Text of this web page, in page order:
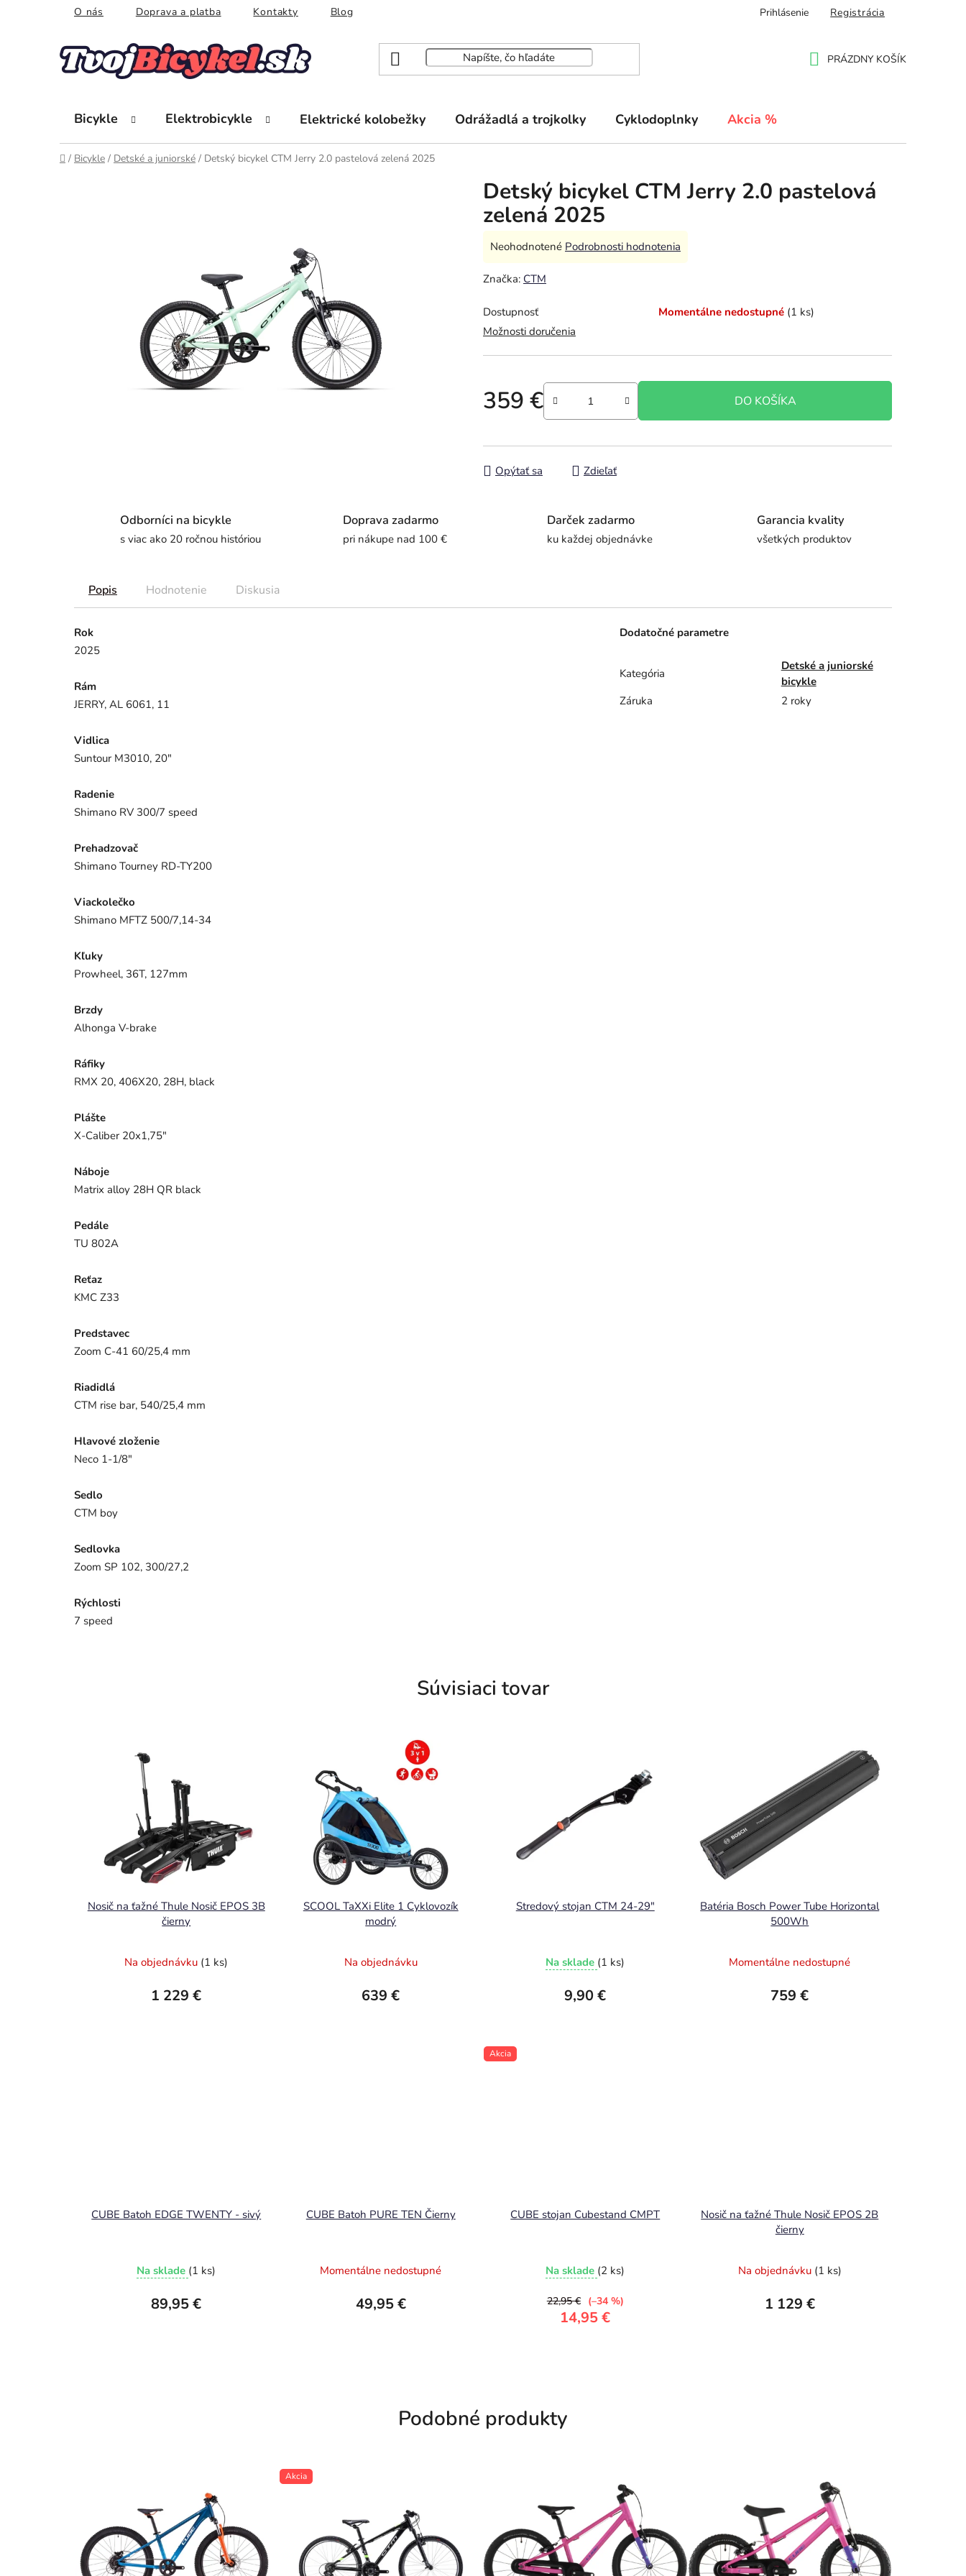
O nás Doprava a platba Kontakty Blog Prihlásenie Registrácia
PRÁZDNY KOŠÍK
Bicykle Elektrobicykle Elektrické kolobežky Odrážadlá a trojkolky Cyklodoplnky Akcia %
Domov
/ Bicykle / Detské a juniorské / Detský bicykel CTM Jerry 2.0 pastelová zelená 2025
Detský bicykel CTM Jerry 2.0 pastelová
zelená 2025
Priemerné
produktu
0,0
z
5
Neohodnotené Podrobnosti hodnotenia
Značka: CTM
Dostupnosť Momentálne nedostupné (1 ks)
Možnosti doručenia
359 €
Jednotková cena:
DO KOŠÍKA
Opýtať sa Zdieľať
Odborníci na bicykle
s viac ako 20 ročnou históriou
Doprava zadarmo
pri nákupe nad 100 €
Darček zadarmo
ku každej objednávke
Garancia kvality
všetkých produktov
Popis Hodnotenie Diskusia
Rok
2025
Rám
JERRY, AL 6061, 11
Vidlica
Suntour M3010, 20"
Radenie
Shimano RV 300/7 speed
Prehadzovač
Shimano Tourney RD-TY200
Viackolečko
Shimano MFTZ 500/7,14-34
Kľuky
Prowheel, 36T, 127mm
Brzdy
Alhonga V-brake
Ráfiky
RMX 20, 406X20, 28H, black
Plášte
X-Caliber 20x1,75"
Náboje
Matrix alloy 28H QR black
Pedále
TU 802A
Reťaz
KMC Z33
Predstavec
Zoom C-41 60/25,4 mm
Riadidlá
CTM rise bar, 540/25,4 mm
Hlavové zloženie
Neco 1-1/8"
Sedlo
CTM boy
Sedlovka
Zoom SP 102, 300/27,2
Rýchlosti
7 speed
Dodatočné parametre
Kategória
Detské a juniorské
bicykle
Záruka
2 roky
Súvisiaci tovar
Nosič na ťažné Thule Nosič EPOS 3B
čierny
Na objednávku (1 ks)
1 229 €
SCOOL TaXXi Elite 1 Cyklovozík
modrý
Na objednávku
639 €
Stredový stojan CTM 24-29"
Na sklade (1 ks)
9,90 €
Batéria Bosch Power Tube Horizontal
500Wh
Momentálne nedostupné
759 €
CUBE Batoh EDGE TWENTY - sivý
Na sklade (1 ks)
89,95 €
CUBE Batoh PURE TEN Čierny
Momentálne nedostupné
49,95 €
Akcia
CUBE stojan Cubestand CMPT
Na sklade (2 ks)
14,95 €
22,95 € (–34 %)
Nosič na ťažné Thule Nosič EPOS 2B
čierny
Na objednávku (1 ks)
1 129 €
Podobné produkty
Akcia